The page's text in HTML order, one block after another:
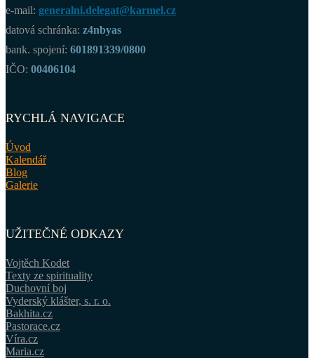
e-mail: generalni.delegat@karmel.cz
datová schránka: z4nbyas
bank. spojení: 601891339/0800
IČO: 00406104
RYCHLÁ NAVIGACE
Úvod
Kalendář
Blog
Galerie
UŽITEČNÉ ODKAZY
Vojtěch Kodet
Texty ze spirituality
Duchovní boj
Vyderský klášter, s. r. o.
Bakhita.cz
Pastorace.cz
Víra.cz
Maria.cz